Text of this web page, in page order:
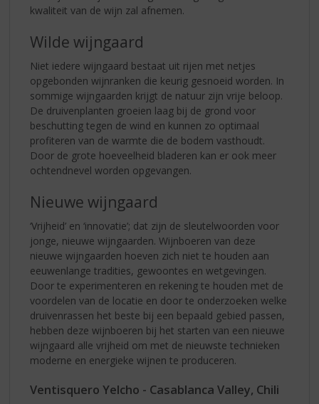
kwaliteit van de wijn zal afnemen.
Wilde wijngaard
Niet iedere wijngaard bestaat uit rijen met netjes
opgebonden wijnranken die keurig gesnoeid worden. In
sommige wijngaarden krijgt de natuur zijn vrije beloop.
De druivenplanten groeien laag bij de grond voor
beschutting tegen de wind en kunnen zo optimaal
profiteren van de warmte die de bodem vasthoudt.
Door de grote hoeveelheid bladeren kan er ook meer
ochtendnevel worden opgevangen.
Nieuwe wijngaard
‘Vrijheid’ en ‘innovatie’; dat zijn de sleutelwoorden voor
jonge, nieuwe wijngaarden. Wijnboeren van deze
nieuwe wijngaarden hoeven zich niet te houden aan
eeuwenlange tradities, gewoontes en wetgevingen.
Door te experimenteren en rekening te houden met de
voordelen van de locatie en door te onderzoeken welke
druivenrassen het beste bij een bepaald gebied passen,
hebben deze wijnboeren bij het starten van een nieuwe
wijngaard alle vrijheid om met de nieuwste technieken
moderne en energieke wijnen te produceren.
Ventisquero Yelcho - Casablanca Valley, Chili